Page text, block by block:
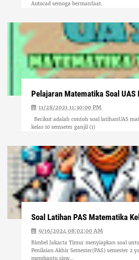
Autocad semoga bermanfaat.
Pelajaran Matematika Soal UAS
11/28/2021 11:30:00 PM
Berikut adalah contoh soal latihanUAS
kelas 10 semseter ganjil (1)
Soal Latihan PAS Matematika
9/16/2024 08:02:00 AM
Bimbel Jakarta Timur menyiapkan soal
Penilaian Akhir Semester(PAS) semester 2
membantu sisw...